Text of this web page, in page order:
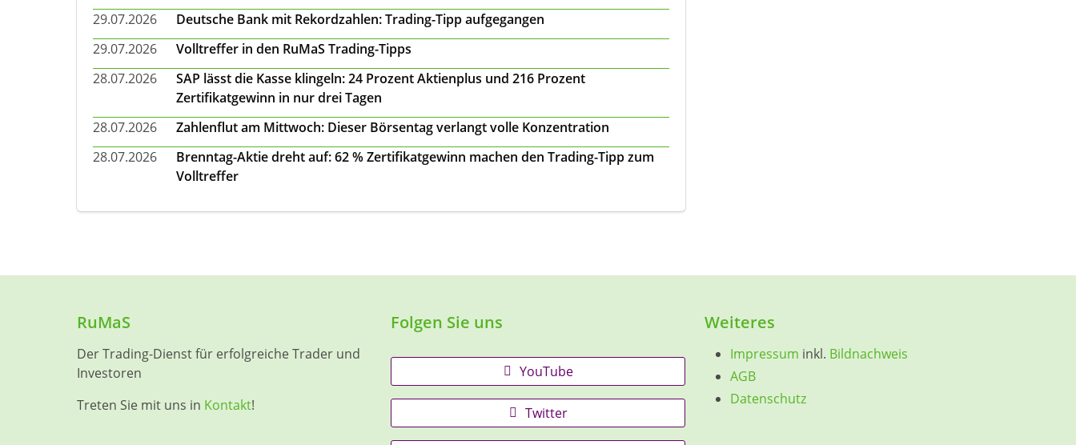
29.07.2026
Deutsche Bank mit Rekordzahlen: Trading-Tipp aufgegangen
29.07.2026
Volltreffer in den RuMaS Trading-Tipps
28.07.2026
SAP lässt die Kasse klingeln: 24 Prozent Aktienplus und 216 Prozent
Zertifikatgewinn in nur drei Tagen
28.07.2026
Zahlenflut am Mittwoch: Dieser Börsentag verlangt volle Konzentration
28.07.2026
Brenntag-Aktie dreht auf: 62 % Zertifikatgewinn machen den Trading-Tipp zum
Volltreffer
RuMaS
Der Trading-Dienst für erfolgreiche Trader und
Investoren
Treten Sie mit uns in Kontakt!
Folgen Sie uns
YouTube
Twitter
Weiteres
Impressum inkl. Bildnachweis
AGB
Datenschutz